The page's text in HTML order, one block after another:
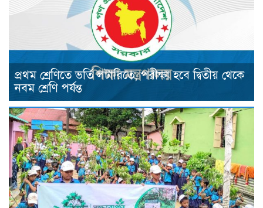
প্রথম শ্রেণিতে ভর্তি লটারিতে, পরীক্ষা হবে দ্বিতীয় থেকে
নবম শ্রেণি পর্যন্ত